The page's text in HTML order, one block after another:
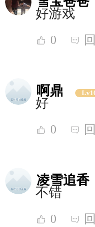
好游戏
0
啊鼎
好
0
凌雪追香
不错
0